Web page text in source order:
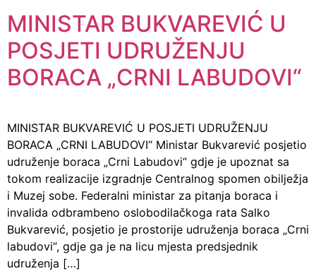
MINISTAR BUKVAREVIĆ U
POSJETI UDRUŽENJU
BORACA „CRNI LABUDOVI“
MINISTAR BUKVAREVIĆ U POSJETI UDRUŽENJU
BORACA „CRNI LABUDOVI“ Ministar Bukvarević posjetio
udruženje boraca „Crni Labudovi“ gdje je upoznat sa
tokom realizacije izgradnje Centralnog spomen obilježja
i Muzej sobe. Federalni ministar za pitanja boraca i
invalida odbrambeno oslobodilačkoga rata Salko
Bukvarević, posjetio je prostorije udruženja boraca „Crni
labudovi“, gdje ga je na licu mjesta predsjednik
udruženja […]